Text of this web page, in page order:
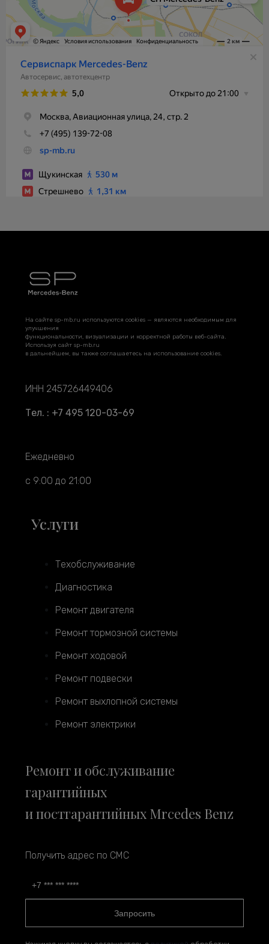
На сайте sp-mb.ru используются cookies — являются необходимым для
улучшения
функциональности, визуализации и корректной работы веб-сайта.
Используя сайт sp-mb.ru
в дальнейшем, вы также соглашаетесь на использование cookies.
ИНН 245726449406
Тел. : +7 495 120-03-69
Ежедневно
с 9:00 до 21:00
Услуги
Техобслуживание
Диагностика
Ремонт двигателя
Ремонт тормозной системы
Ремонт ходовой
Ремонт подвески
Ремонт выхлопной системы
Ремонт электрики
Ремонт и обслуживание
гарантийных
и постгарантийных Mrcedes Benz
Получить адрес по СМС
Запросить